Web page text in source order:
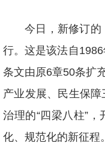
今日，新修订
行。这是该法自
条文由原6章50条扩
产业发展、民生保
治理的“四梁八柱”
化、规范化的新征程。